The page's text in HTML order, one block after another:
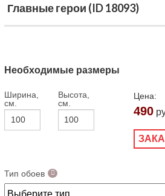
Главные герои (ID 18093)
Необходимые размеры
Ширина,
см.
Высота,
см.
Цена:
490
Тип обоев